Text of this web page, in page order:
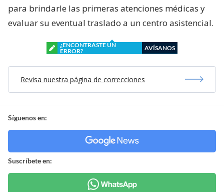
para brindarle las primeras atenciones médicas y
evaluar su eventual traslado a un centro asistencial.
¿ENCONTRASTE UN
ERROR?
AVÍSANOS
Revisa nuestra página de correcciones
Síguenos en:
Suscríbete en: